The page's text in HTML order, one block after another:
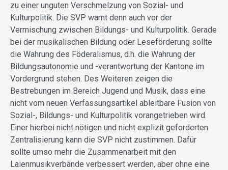
zu einer unguten Verschmelzung von Sozial- und
Kulturpolitik. Die SVP warnt denn auch vor der
Vermischung zwischen Bildungs- und Kulturpolitik. Gerade
bei der musikalischen Bildung oder Leseförderung sollte
die Wahrung des Föderalismus, d.h. die Wahrung der
Bildungsautonomie und -verantwortung der Kantone im
Vordergrund stehen. Des Weiteren zeigen die
Bestrebungen im Bereich Jugend und Musik, dass eine
nicht vom neuen Verfassungsartikel ableitbare Fusion von
Sozial-, Bildungs- und Kulturpolitik vorangetrieben wird.
Einer hierbei nicht nötigen und nicht explizit geforderten
Zentralisierung kann die SVP nicht zustimmen. Dafür
sollte umso mehr die Zusammenarbeit mit den
Laienmusikverbände verbessert werden, aber ohne eine